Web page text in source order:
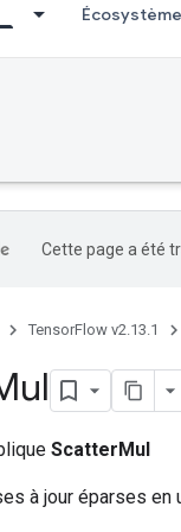
Écosystème
Cette page a été
TensorFlow v2.13.1
ScatterMul
à jour éparses en